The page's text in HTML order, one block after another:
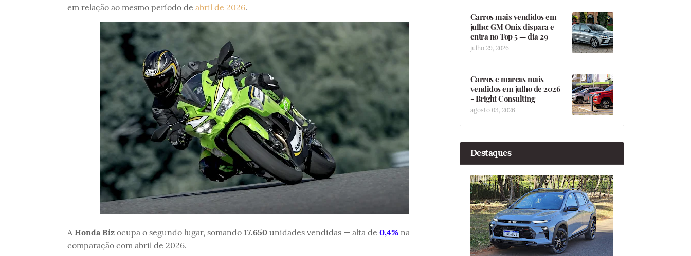
em relação ao mesmo período de abril de 2026.
A Honda Bizocupa o segundo lugar, somando 17.650unidades vendidas — alta de 0,4%na
comparação com abril de 2026.
Carros mais vendidos em
julho: GM Onix dispara e
entra no Top 5 — dia 29
julho 29, 2026
Carros e marcas mais
vendidos em julho de 2026
- Bright Consulting
agosto 03, 2026
Destaques